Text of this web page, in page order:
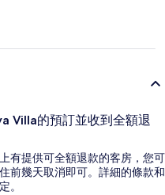
Villa的預訂並收到全額退
有提供可全額退款的客房，您可
前幾天取消即可。詳細的條款和
。